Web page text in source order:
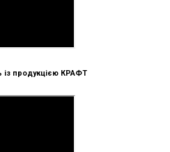
із продукцією КРАФТ